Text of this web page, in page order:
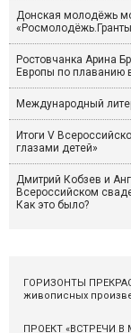
Донская молодёжь
Ростовчанка Арина
Европы по плаванию
Международный
Итоги V
глазами детей»
Дмитрий Кобзев и
Всероссийском
Как это было?
ГОРИЗОНТЫ
живописных
ПРОЕКТ «ВСТРЕЧИ В